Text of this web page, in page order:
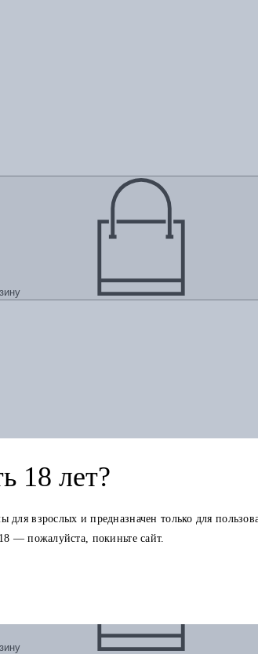
18 лет?
для взрослых и предназначен только для
— пожалуйста, покиньте сайт.